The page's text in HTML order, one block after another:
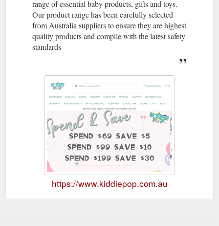
range of essential baby products, gifts and toys.
Our product range has been carefully selected
from Australia suppliers to ensure they are highest
quality products and compile with the latest safety
standards
https://www.kiddiepop.com.au